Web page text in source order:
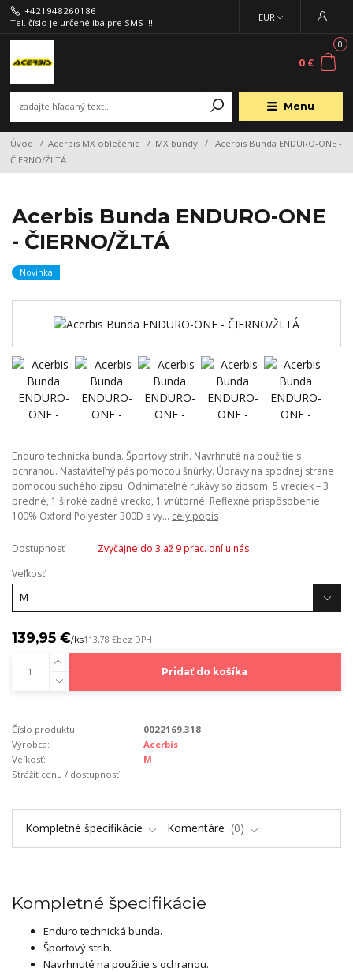
Menu
EUR
+421948260186
Tel. číslo je určené iba pre SMS !!!
0
0 €
Úvod Acerbis MX oblečenie MX bundy
Acerbis Bunda ENDURO-ONE -
ČIERNO/ŽLTÁ
Acerbis Bunda ENDURO-ONE
- ČIERNO/ŽLTÁ
Novinka
Enduro technická bunda. Športový strih. Navrhnuté na použitie s
ochranou. Nastaviteľný pás pomocou šnúrky. Úpravy na spodnej strane
pomocou suchého zipsu. Odnímateľné rukávy so zipsom. 5 vreciek – 3
predné, 1 široké zadné vrecko, 1 vnútorné. Reflexné prispôsobenie.
100% Oxford Polyester 300D s vy... celý popis
Dostupnosť
Zvyčajne do 3 až 9 prac. dní u nás
Veľkosť
139,95 €/ks113,78 €bez DPH
Pridať do košíka
Číslo produktu:
0022169.318
Výrobca:
Acerbis
Veľkosť:
M
Strážiť cenu / dostupnosť
Kompletné špecifikácie Komentáre 0
Kompletné špecifikácie
Enduro technická bunda.
Športový strih.
Navrhnuté na použitie s ochranou.